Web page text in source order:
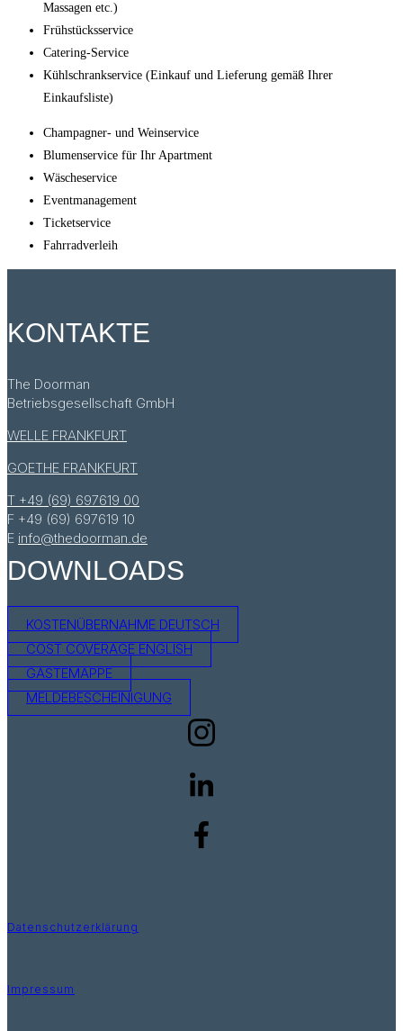
Massagen etc.)
Frühstücksservice
Catering-Service
Kühlschrankservice (Einkauf und Lieferung gemäß Ihrer
Einkaufsliste)
Champagner- und Weinservice
Blumenservice für Ihr Apartment
Wäscheservice
Eventmanagement
Ticketservice
Fahrradverleih
KONTAKTE
The Doorman
Betriebsgesellschaft GmbH
WELLE FRANKFURT
GOETHE FRANKFURT
T +49 (69) 697619 00
F +49 (69) 697619 10
E info@thedoorman.de
DOWNLOADS
KOSTENÜBERNAHME DEUTSCH
COST COVERAGE ENGLISH
GÄSTEMAPPE
MELDEBESCHEINIGUNG
Datenschutzerklärung
Impressum